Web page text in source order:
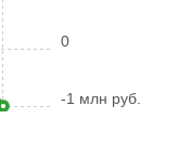
-1 млн руб.
0